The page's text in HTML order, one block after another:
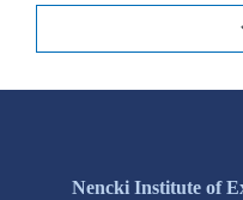
Nencki Institute of